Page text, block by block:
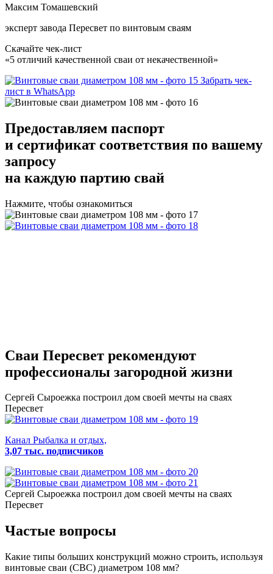
Максим Томашевский
эксперт завода Пересвет по винтовым сваям
Скачайте чек-лист
«5 отличий качественной сваи от некачественной»
Забрать чек-
лист в WhatsApp
Предоставляем паспорт
и сертификат соответствия по вашему
запросу
на каждую партию свай
Нажмите, чтобы ознакомиться
Сваи Пересвет рекомендуют
профессионалы загородной жизни
Сергей Сыроежка построил дом своей мечты на сваях
Пересвет
Канал Рыбалка и отдых,
3,07 тыс. подписчиков
Сергей Сыроежка построил дом своей мечты на сваях
Пересвет
Частые вопросы
Какие типы больших конструкций можно строить, используя
винтовые сваи (СВС) диаметром 108 мм?